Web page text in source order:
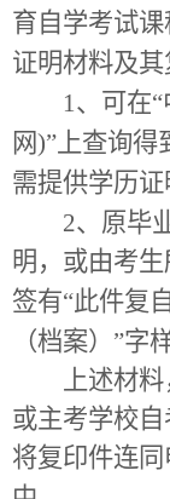
育自学考试
证明材料及其
1、可在
网)”上查询得
需提供学历证
2、原毕
明，或由考
签有“此件复
（档案）”字
上述材
或主考学校自
将复印件连